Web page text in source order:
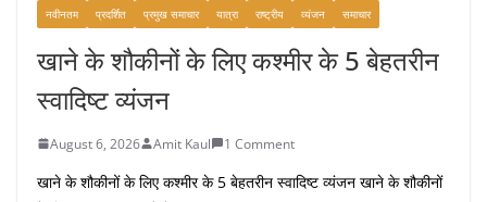
नवीनतम
प्रदर्शित प्रमुख समाचार यात्रा राष्ट्रीय व्यंजन समाचार
खाने के शौकीनों के लिए कश्मीर के 5 बेहतरीन
स्वादिष्ट व्यंजन
August 6, 2026 Amit Kaul 1 Comment
खाने के शौकीनों के लिए कश्मीर के 5 बेहतरीन स्वादिष्ट व्यंजन खाने के शौकीनों